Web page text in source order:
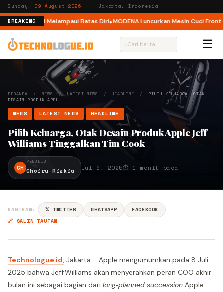
Sunday, 09 August 2026 · Jakarta, Indonesia
BREAKING
Ajak Pelari Melampaui Batas Diri MODENA Luncurkan Mesin Cuci Front
⌕ ☰
BERANDA / NEWS / LATEST NEWS / HEADLINE / PILIH KELUARGA, OTAK
DESAIN PRODUK APPL…
NEWS LATEST NEWS HEADLINE
Pilih Keluarga, Otak Desain Produk Apple Jeff
Williams Tinggalkan Tim Cook
CH
PENULIS
Choiru Rizkia Jul 9, 2025⏱ 1 menit baca
BAGIKAN: 𝕏 TWITTER WHATSAPP
FACEBOOK
🔗 SALIN TAUTAN
Technologue.id, Jakarta - Apple mengumumkan pada 8 Juli
2025 bahwa Jeff Williams akan menyerahkan peran COO akhir
bulan ini sebagai bagian dari long‑planned succession Apple